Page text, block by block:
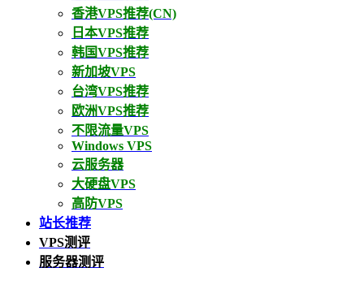
香港VPS推荐(CN)
日本VPS推荐
韩国VPS推荐
新加坡VPS
台湾VPS推荐
欧洲VPS推荐
不限流量VPS
Windows VPS
云服务器
大硬盘VPS
高防VPS
站长推荐
VPS测评
服务器测评